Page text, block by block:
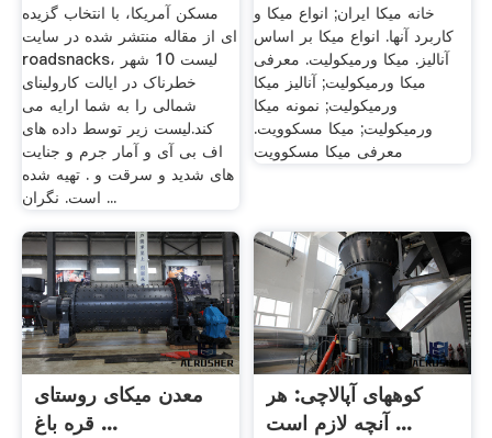
مسکن آمریکا، با انتخاب گزیده
ای از مقاله منتشر شده در سایت
roadsnacks، لیست 10 شهر
خطرناک در ایالت کارولینای
شمالی را به شما ارایه می
کند.لیست زیر توسط داده های
اف بی آی و آمار جرم و جنایت
های شدید و سرقت و . تهیه شده
است. نگران ...
خانه میکا ایران; انواع میکا و
کاربرد آنها. انواع میکا بر اساس
آنالیز. میکا ورمیکولیت. معرفی
میکا ورمیکولیت; آنالیز میکا
ورمیکولیت; نمونه میکا
ورمیکولیت; میکا مسکوویت.
معرفی میکا مسکوویت
معدن میکای روستای
قره باغ ...
کوههای آپالاچی: هر
آنچه لازم است ...